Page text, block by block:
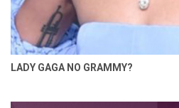
LADY GAGA NO GRAMMY?